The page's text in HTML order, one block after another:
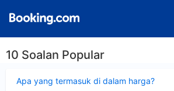
10 Soalan Popular
Apa yang termasuk di dalam harga?